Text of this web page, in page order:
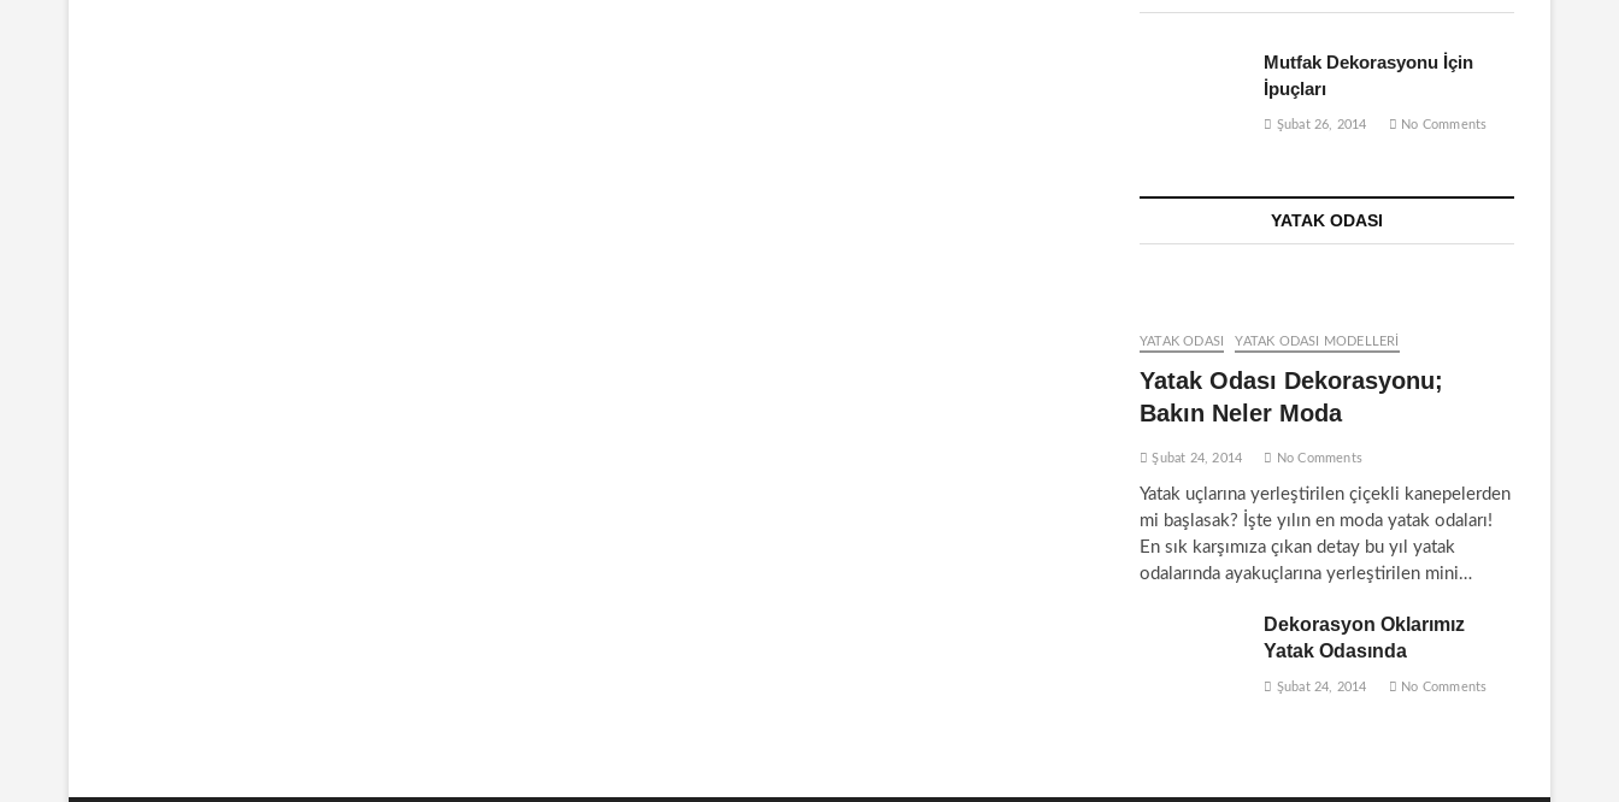
Mutfak Dekorasyonu İçin
İpuçları
Şubat 26, 2014 No Comments
YATAK ODASI
YATAK ODASI YATAK ODASI MODELLERI
Yatak Odası Dekorasyonu;
Bakın Neler Moda
Şubat 24, 2014 No Comments
Yatak uçlarına yerleştirilen çiçekli kanepelerden
mi başlasak? İşte yılın en moda yatak odaları!
En sık karşımıza çıkan detay bu yıl yatak
odalarında ayakuçlarına yerleştirilen mini…
Dekorasyon Oklarımız
Yatak Odasında
Şubat 24, 2014 No Comments